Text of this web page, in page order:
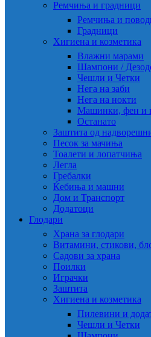
Ремчиња и градници
Ремчиња и
Градници
Хигиена и козметика
Влажни марами
Шампони /
Чешли и Четки
Нега на заби
Нега на нокти
Машинки, фен и
Останато
Заштита од
Песок за мачиња
Тоалети и лопатчиња
Легла
Гребалки
Ќебиња и машни
Дом и Транспорт
Додатоци
Глодари
Храна за глодари
Витамини, стикови,
Садови за храна
Поилки
Играчки
Заштита
Хигиена и козметика
Пилевини и
Чешли и Четки